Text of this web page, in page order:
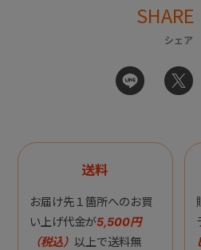
SHARE
シェア
送料
お届け先１箇所へのお買
い上げ代金が5,500円
（税込） 以上で送料無